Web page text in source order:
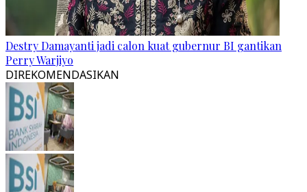
Destry Damayanti jadi calon kuat gubernur BI gantikan
Perry Warjiyo
DIREKOMENDASIKAN